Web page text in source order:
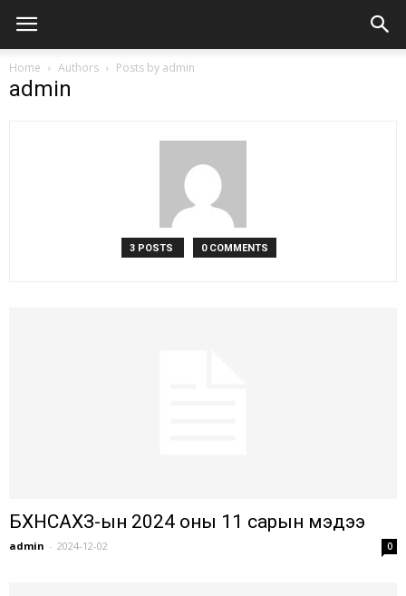
Home Authors Posts by admin
admin
3 POSTS 0 COMMENTS
БХНСАХЗ-ын 2024 оны 11 сарын мэдээ
admin - 2024-12-02 0